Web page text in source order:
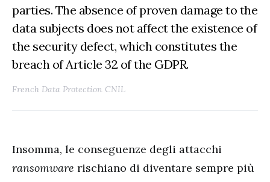
parties. The absence of proven damage to the
data subjects does not affect the existence of
the security defect, which constitutes the
breach of Article 32 of the GDPR.
French Data Protection CNIL
Insomma, le conseguenze degli attacchi
ransomware rischiano di diventare sempre più